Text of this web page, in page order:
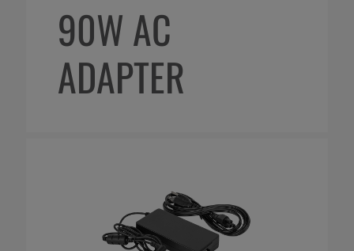
90W AC
ADAPTER